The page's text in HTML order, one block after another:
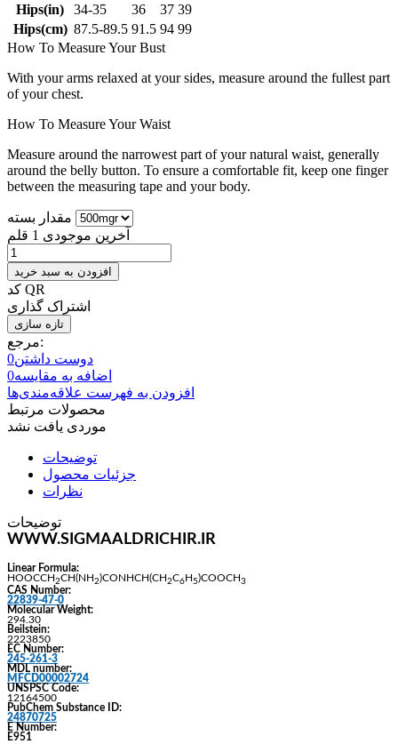
Hips(in)
34-35 36 37 39
Hips(cm) 87.5-89.5 91.5 94 99
How To Measure Your Bust
With your arms relaxed at your sides, measure around the fullest part
of your chest.
How To Measure Your Waist
Measure around the narrowest part of your natural waist, generally
around the belly button. To ensure a comfortable fit, keep one finger
between the measuring tape and your body.
مقدار بسته
آخرین موجودی 1 قلم
افزودن به سبد خرید
کد QR
اشتراک گذاری
مرجع:
دوست داشتن0
اضافه به مقایسه0
افزودن به فهرست علاقه‌مندی‌ها
محصولات مرتبط
موردی یافت نشد
توضیحات
جزئیات محصول
نظرات
توضیحات
WWW.SIGMAALDRICHIR.IR
Linear Formula:
HOOCCH2CH(NH2)CONHCH(CH2C6H5)COOCH3
CAS Number:
22839-47-0
Molecular Weight:
294.30
Beilstein:
2223850
EC Number:
245-261-3
MDL number:
MFCD00002724
UNSPSC Code:
12164500
PubChem Substance ID:
24870725
E Number:
E951